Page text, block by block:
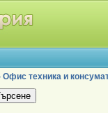
техника и